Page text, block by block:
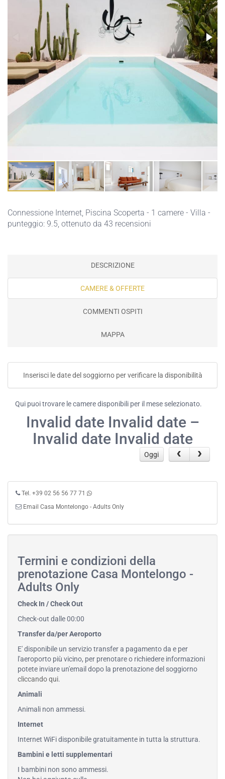
Connessione Internet, Piscina Scoperta - 1 camere - Villa -
punteggio: 9.5, ottenuto da 43 recensioni
DESCRIZIONE
CAMERE & OFFERTE
COMMENTI OSPITI
MAPPA
Inserisci le date del soggiorno per verificare la disponibilità
Qui puoi trovare le camere disponibili per il mese selezionato.
Invalid date Invalid date –
Invalid date Invalid date
Oggi
Tel. +39 02 56 56 77 71
Email Casa Montelongo - Adults Only
Termini e condizioni della
prenotazione Casa Montelongo -
Adults Only
Check In / Check Out
Check-out dalle 00:00
Transfer da/per Aeroporto
E' disponibile un servizio transfer a pagamento da e per
l'aeroporto più vicino, per prenotare o richiedere informazioni
potete inviare un'email dopo la prenotazione del soggiorno
cliccando qui.
Animali
Animali non ammessi.
Internet
Internet WiFi disponibile gratuitamente in tutta la struttura.
Bambini e letti supplementari
I bambini non sono ammessi.